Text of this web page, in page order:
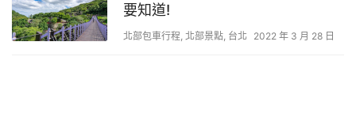
要知道!
北部包車行程 北部景點 台北 2022 年 3 月 28 日